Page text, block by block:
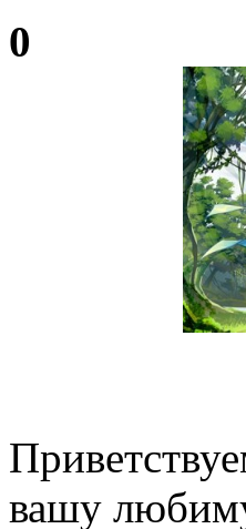
0
вашу